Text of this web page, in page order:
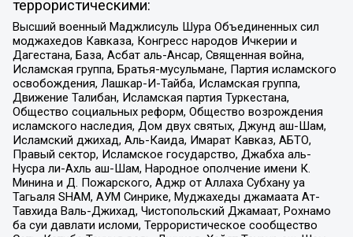
террористическими:
Высший военный Маджлисуль Шура Объединенных сил
моджахедов Кавказа, Конгресс народов Ичкерии и
Дагестана, База, Асбат аль-Ансар, Священная война,
Исламская группа, Братья-мусульмане, Партия исламского
освобождения, Лашкар-И-Тайба, Исламская группа,
Движение Талибан, Исламская партия Туркестана,
Общество социальных реформ, Общество возрождения
исламского наследия, Дом двух святых, Джунд аш-Шам,
Исламский джихад, Аль-Каида, Имарат Кавказ, АБТО,
Правый сектор, Исламское государство, Джабха аль-
Нусра ли-Ахль аш-Шам, Народное ополчение имени К.
Минина и Д. Пожарского, Аджр от Аллаха Субхану уа
Тагьаля SHAM, АУМ Синрике, Муджахеды джамаата Ат-
Тавхида Валь-Джихад, Чистопольский Джамаат, Рохнамо
ба суи давлати исломи, Террористическое сообщество